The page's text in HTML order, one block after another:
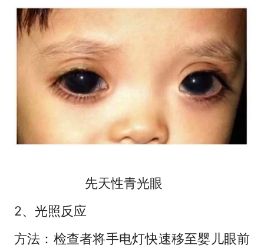
先天性青光眼
2、光照反应
方法：检查者将手电灯快速移至婴儿眼前